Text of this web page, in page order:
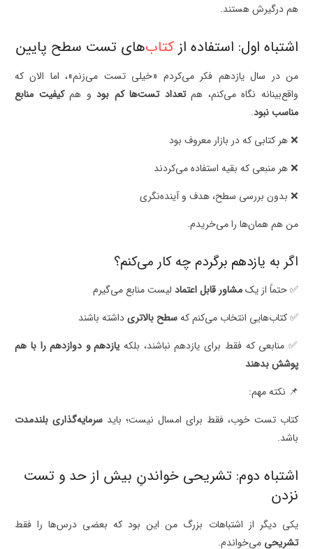
هم درگیرش هستند.
اشتباه اول: استفاده از کتاب‌های تست سطح پایین
من در سال یازدهم فکر می‌کردم «خیلی تست می‌زنم»، اما الان که
واقع‌بینانه نگاه می‌کنم، همتعداد تست‌ها کم بودو همکیفیت منابع
مناسب نبود.
❌ هر کتابی که در بازار معروف بود
❌ هر منبعی که بقیه استفاده می‌کردند
❌ بدون بررسی سطح، هدف و آینده‌نگری
من هم همان‌ها را می‌خریدم.
اگر به یازدهم برگردم چه کار می‌کنم؟
✅ حتماً از یکمشاور قابل اعتماد لیست منابع می‌گیرم
✅ کتاب‌هایی انتخاب می‌کنم کهسطح بالاتریداشته باشند
✅ منابعی که فقط برای یازدهم نباشند، بلکه یازدهم و دوازدهم را با هم
پوشش بدهند
📌 نکته مهم:
کتاب تست خوب، فقط برای امسال نیست؛ باید سرمایه‌گذاری بلندمدت
باشد.
اشتباه دوم: تشریحی خواندنِ بیش از حد و تست‌
نزدن
یکی دیگر از اشتباهات بزرگ من این بود که بعضی درس‌ها را فقط
تشریحی می‌خواندم.